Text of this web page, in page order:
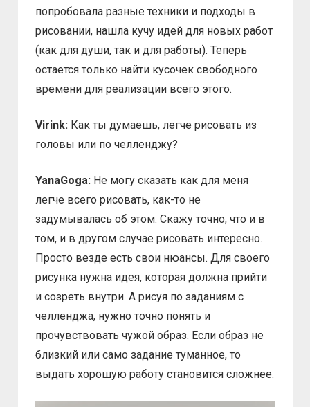
попробовала разные техники и подходы в
рисовании, нашла кучу идей для новых работ
(как для души, так и для работы). Теперь
остается только найти кусочек свободного
времени для реализации всего этого.
Virink: Как ты думаешь, легче рисовать из
головы или по челленджу?
YanaGoga: Не могу сказать как для меня
легче всего рисовать, как-то не
задумывалась об этом. Скажу точно, что и в
том, и в другом случае рисовать интересно.
Просто везде есть свои нюансы. Для своего
рисунка нужна идея, которая должна прийти
и созреть внутри. А рисуя по заданиям с
челленджа, нужно точно понять и
прочувствовать чужой образ. Если образ не
близкий или само задание туманное, то
выдать хорошую работу становится сложнее.